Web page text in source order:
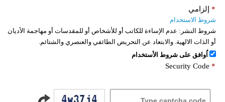
سيارات
إلزامي *
شروط الاستخدام
شروط النشر: عدم الإساءة للكاتب أو للأشخاص أو للمقدسات أو مهاجمة الأديان
أو الذات الالهية. والابتعاد عن التحريض الطائفي والعنصري والشتائم.
اُوافق على شروط الأستخدام
Security Code *